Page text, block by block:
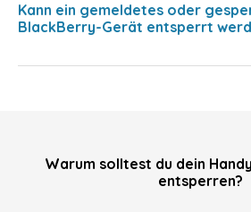
Kann ein gemeldetes oder
BlackBerry-Gerät entsperrt
Warum solltest du dein
entsperren?